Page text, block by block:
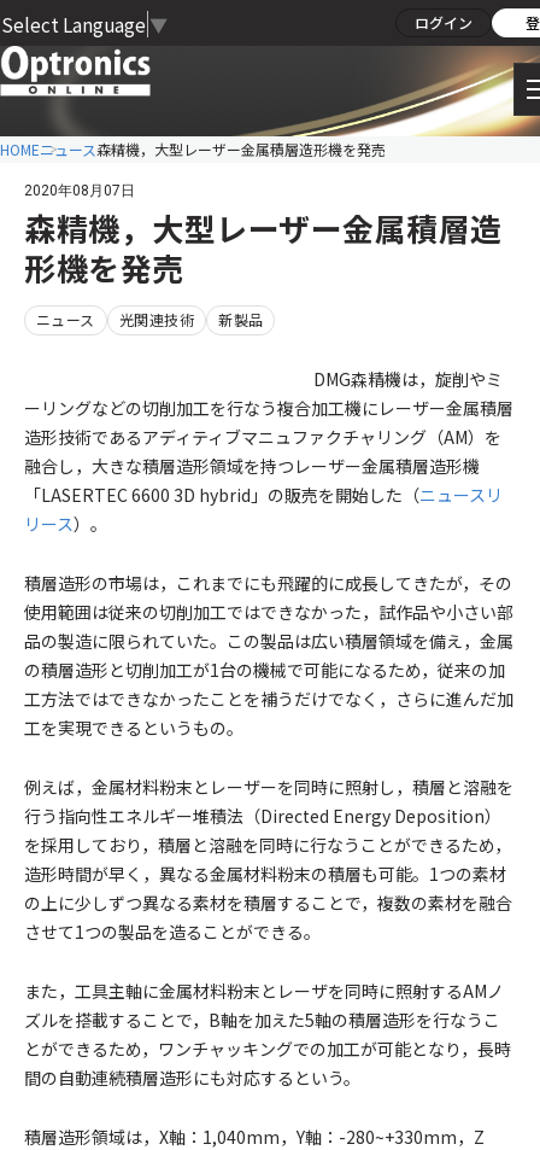
Select Language ▼ ログイン
HOMEニュース森精機，大型レーザー金属積層造形機を発売
2020年08月07日
森精機，大型レーザー金属積層造
形機を発売
ニュース 光関連技術 新製品
DMG森精機は，旋削やミ
ーリングなどの切削加工を行なう複合加工機にレーザー金属積層
造形技術であるアディティブマニュファクチャリング（AM）を
融合し，大きな積層造形領域を持つレーザー金属積層造形機
「LASERTEC 6600 3D hybrid」の販売を開始した（ニュースリ
リース）。
積層造形の市場は，これまでにも飛躍的に成長してきたが，その
使用範囲は従来の切削加工ではできなかった，試作品や小さい部
品の製造に限られていた。この製品は広い積層領域を備え，金属
の積層造形と切削加工が1台の機械で可能になるため，従来の加
工方法ではできなかったことを補うだけでなく，さらに進んだ加
工を実現できるというもの。
例えば，金属材料粉末とレーザーを同時に照射し，積層と溶融を
行う指向性エネルギー堆積法（Directed Energy Deposition）
を採用しており，積層と溶融を同時に行なうことができるため，
造形時間が早く，異なる金属材料粉末の積層も可能。1つの素材
の上に少しずつ異なる素材を積層することで，複数の素材を融合
させて1つの製品を造ることができる。
また，工具主軸に金属材料粉末とレーザを同時に照射するAMノ
ズルを搭載することで，B軸を加えた5軸の積層造形を行なうこ
とができるため，ワンチャッキングでの加工が可能となり，長時
間の自動連続積層造形にも対応するという。
積層造形領域は，X軸：1,040mm，Y軸：-280~+330mm，Z